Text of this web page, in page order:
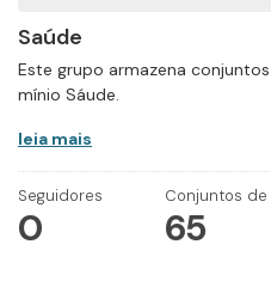
Saúde
Este grupo armazena
mínio Sáude.
leia mais
Seguidores
0
Conjuntos
65